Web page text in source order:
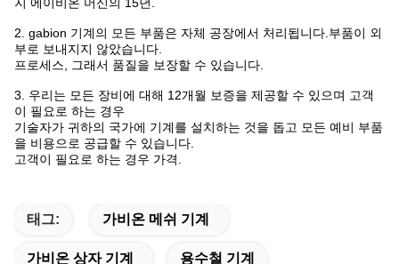
지 에이비온 머신의 15년.
2. gabion 기계의 모든 부품은 자체 공장에서 처리됩니다.부품이 외
부로 보내지지 않았습니다.
프로세스, 그래서 품질을 보장할 수 있습니다.
3. 우리는 모든 장비에 대해 12개월 보증을 제공할 수 있으며 고객
이 필요로 하는 경우
기술자가 귀하의 국가에 기계를 설치하는 것을 돕고 모든 예비 부품
을 비용으로 공급할 수 있습니다.
고객이 필요로 하는 경우 가격.
태그: 가비온 메쉬 기계
가비온 상자 기계 용수철 기계